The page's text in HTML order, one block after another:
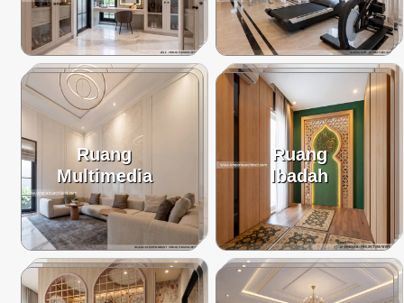
Ruang
Multimedia
Ruang
Ibadah